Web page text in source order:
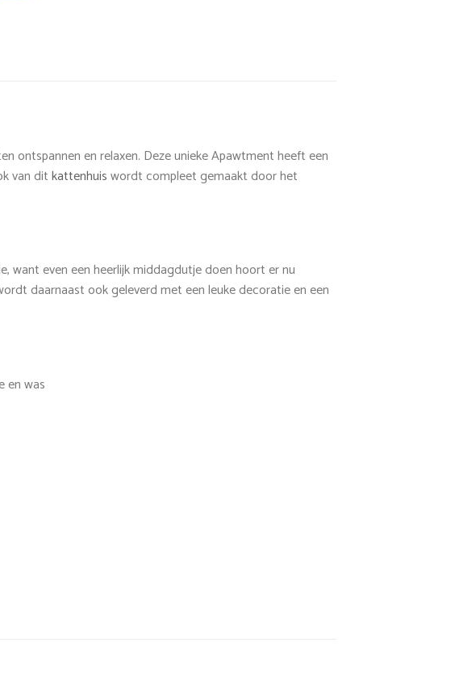
ontspannen en relaxen. Deze unieke Apawtment heeft een
van ditkattenhuiswordt compleet gemaakt door het
want even een heerlijk middagdutje doen hoort er nu
daarnaast ook geleverd met een leuke decoratie en een
en was